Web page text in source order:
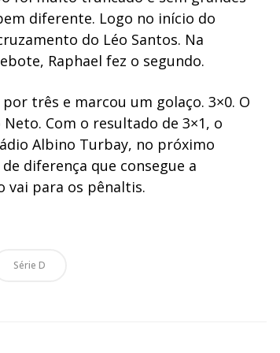
diferente. Logo no início do
do Léo Santos. Na
Raphael fez o segundo.
três e marcou um golaço. 3×0. O
Com o resultado de 3×1, o
Albino Turbay, no próximo
diferença que consegue a
vai para os pênaltis.
Série D